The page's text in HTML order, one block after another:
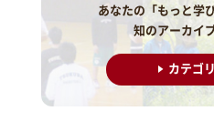
あなたの「もっと学
知のアーカイ
カテゴ